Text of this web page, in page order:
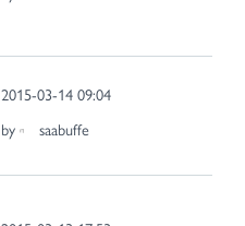
2015-03-14 09:04
by
saabuffe